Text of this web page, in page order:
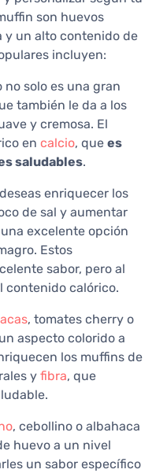
son huevos
y un alto contenido de
incluyen:
no solo es una gran
también le da a los
y cremosa. El
en calcio, que es
saludables.
enriquecer los
de sal y aumentar
excelente opción
Estos
sabor, pero al
contenido calórico.
, tomates cherry o
aspecto colorido a
los muffins de
y fibra, que
, cebollino o albahaca
huevo a un nivel
un sabor específico